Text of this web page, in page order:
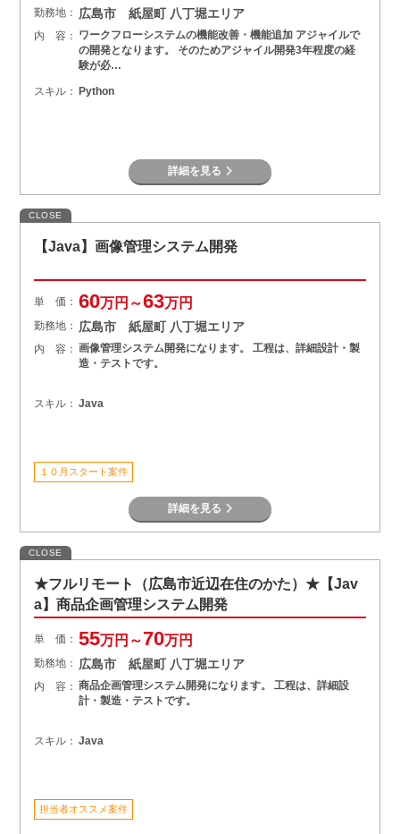
勤務地： 広島市 紙屋町 八丁堀エリア
内 容： ワークフローシステムの機能改善・機能追加 アジャイルで
の開発となります。 そのためアジャイル開発3年程度の経
験が必…
スキル： Python
詳細を見る
CLOSE
【Java】画像管理システム開発
単 価： 60万円～63万円
勤務地： 広島市 紙屋町 八丁堀エリア
内 容： 画像管理システム開発になります。 工程は、詳細設計・製
造・テストです。
スキル： Java
１０月スタート案件
詳細を見る
CLOSE
★フルリモート（広島市近辺在住のかた）★【Jav
a】商品企画管理システム開発
単 価： 55万円～70万円
勤務地： 広島市 紙屋町 八丁堀エリア
内 容： 商品企画管理システム開発になります。 工程は、詳細設
計・製造・テストです。
スキル： Java
担当者オススメ案件